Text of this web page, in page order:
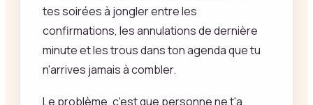
tes soirées à jongler entre les
confirmations, les annulations de dernière
minute et les trous dans ton agenda que tu
n'arrives jamais à combler.
Le problème, c'est que personne ne t'a